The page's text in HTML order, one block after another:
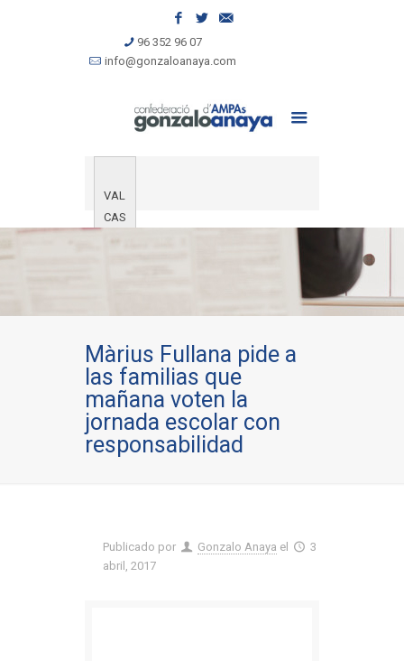
96 352 96 07
info@gonzaloanaya.com
VAL
CAS
Màrius Fullana pide a
las familias que
mañana voten la
jornada escolar con
responsabilidad
Publicado por Gonzalo Anaya el
3
abril, 2017